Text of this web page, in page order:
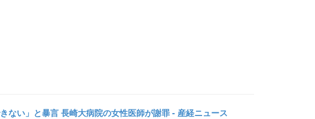
ない」と暴言 長崎大病院の女性医師が謝罪 - 産経ニュース